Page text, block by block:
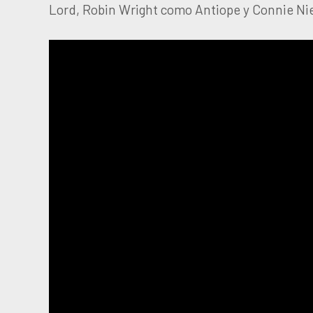
Lord, Robin Wright como Antiope y Connie